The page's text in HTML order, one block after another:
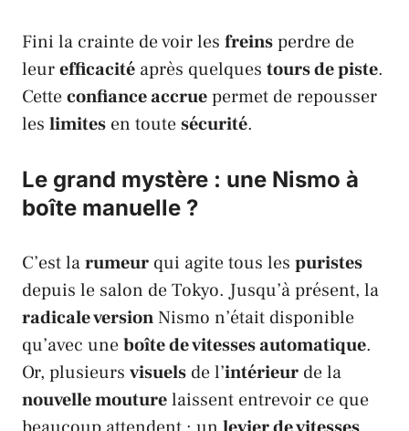
Fini la crainte de voir les freinsperdre de
leurefficacité après quelques tours de piste.
Cetteconfiance accruepermet de repousser
les limites en toutesécurité.
Le grand mystère : une Nismo à
boîte manuelle ?
C’est larumeur qui agite tous les puristes
depuis le salon de Tokyo. Jusqu’à présent, la
radicale versionNismo n’était disponible
qu’avec uneboîte de vitesses automatique.
Or, plusieurs visuels de l’intérieur de la
nouvelle mouturelaissent entrevoir ce que